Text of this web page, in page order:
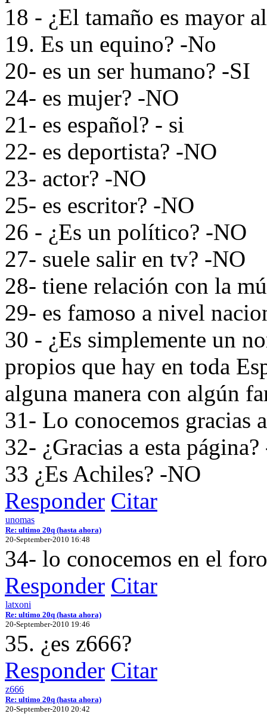
18 - ¿El tamaño es mayor
19. Es un equino? -No
20- es un ser humano? -SI
24- es mujer? -NO
21- es español? - si
22- es deportista? -NO
23- actor? -NO
25- es escritor? -NO
26 - ¿Es un político? -NO
27- suele salir en tv? -NO
28- tiene relación con la
29- es famoso a nivel
30 - ¿Es simplemente un
propios que hay en toda
alguna manera con algún
31- Lo conocemos gracias
32- ¿Gracias a esta
33 ¿Es Achiles? -NO
Responder Citar
unomas
Re: ultimo 20q (hasta ahora)
20-September-2010 16:48
34- lo conocemos en el
Responder Citar
latxoni
Re: ultimo 20q (hasta ahora)
20-September-2010 19:46
35. ¿es z666?
Responder Citar
z666
Re: ultimo 20q (hasta ahora)
20-September-2010 20:42